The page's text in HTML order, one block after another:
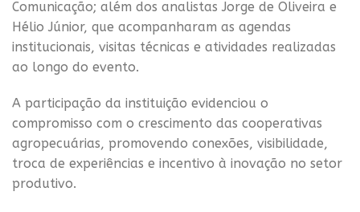
Comunicação; além dos analistas Jorge de Oliveira e
Hélio Júnior, que acompanharam as agendas
institucionais, visitas técnicas e atividades realizadas
ao longo do evento.
A participação da instituição evidenciou o
compromisso com o crescimento das cooperativas
agropecuárias, promovendo conexões, visibilidade,
troca de experiências e incentivo à inovação no setor
produtivo.